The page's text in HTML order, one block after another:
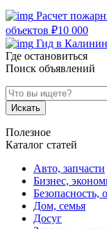
Расчет
объектов ₽10 000
Гид в
Где остановиться
Поиск объявлений
Искать
Полезное
Каталог статей
Авто, запчасти
Бизнес,
Безопасность,
Дом, семья
Досуг